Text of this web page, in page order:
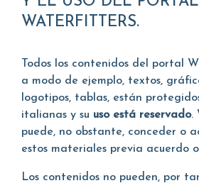
WATERFITTERS.
Todos los contenidos del portal
a modo de ejemplo, textos,
logotipos, tablas, están
italianas y su uso está reservado.
puede, no obstante, conceder o
estos materiales previa acuerdo
Los contenidos no pueden, por